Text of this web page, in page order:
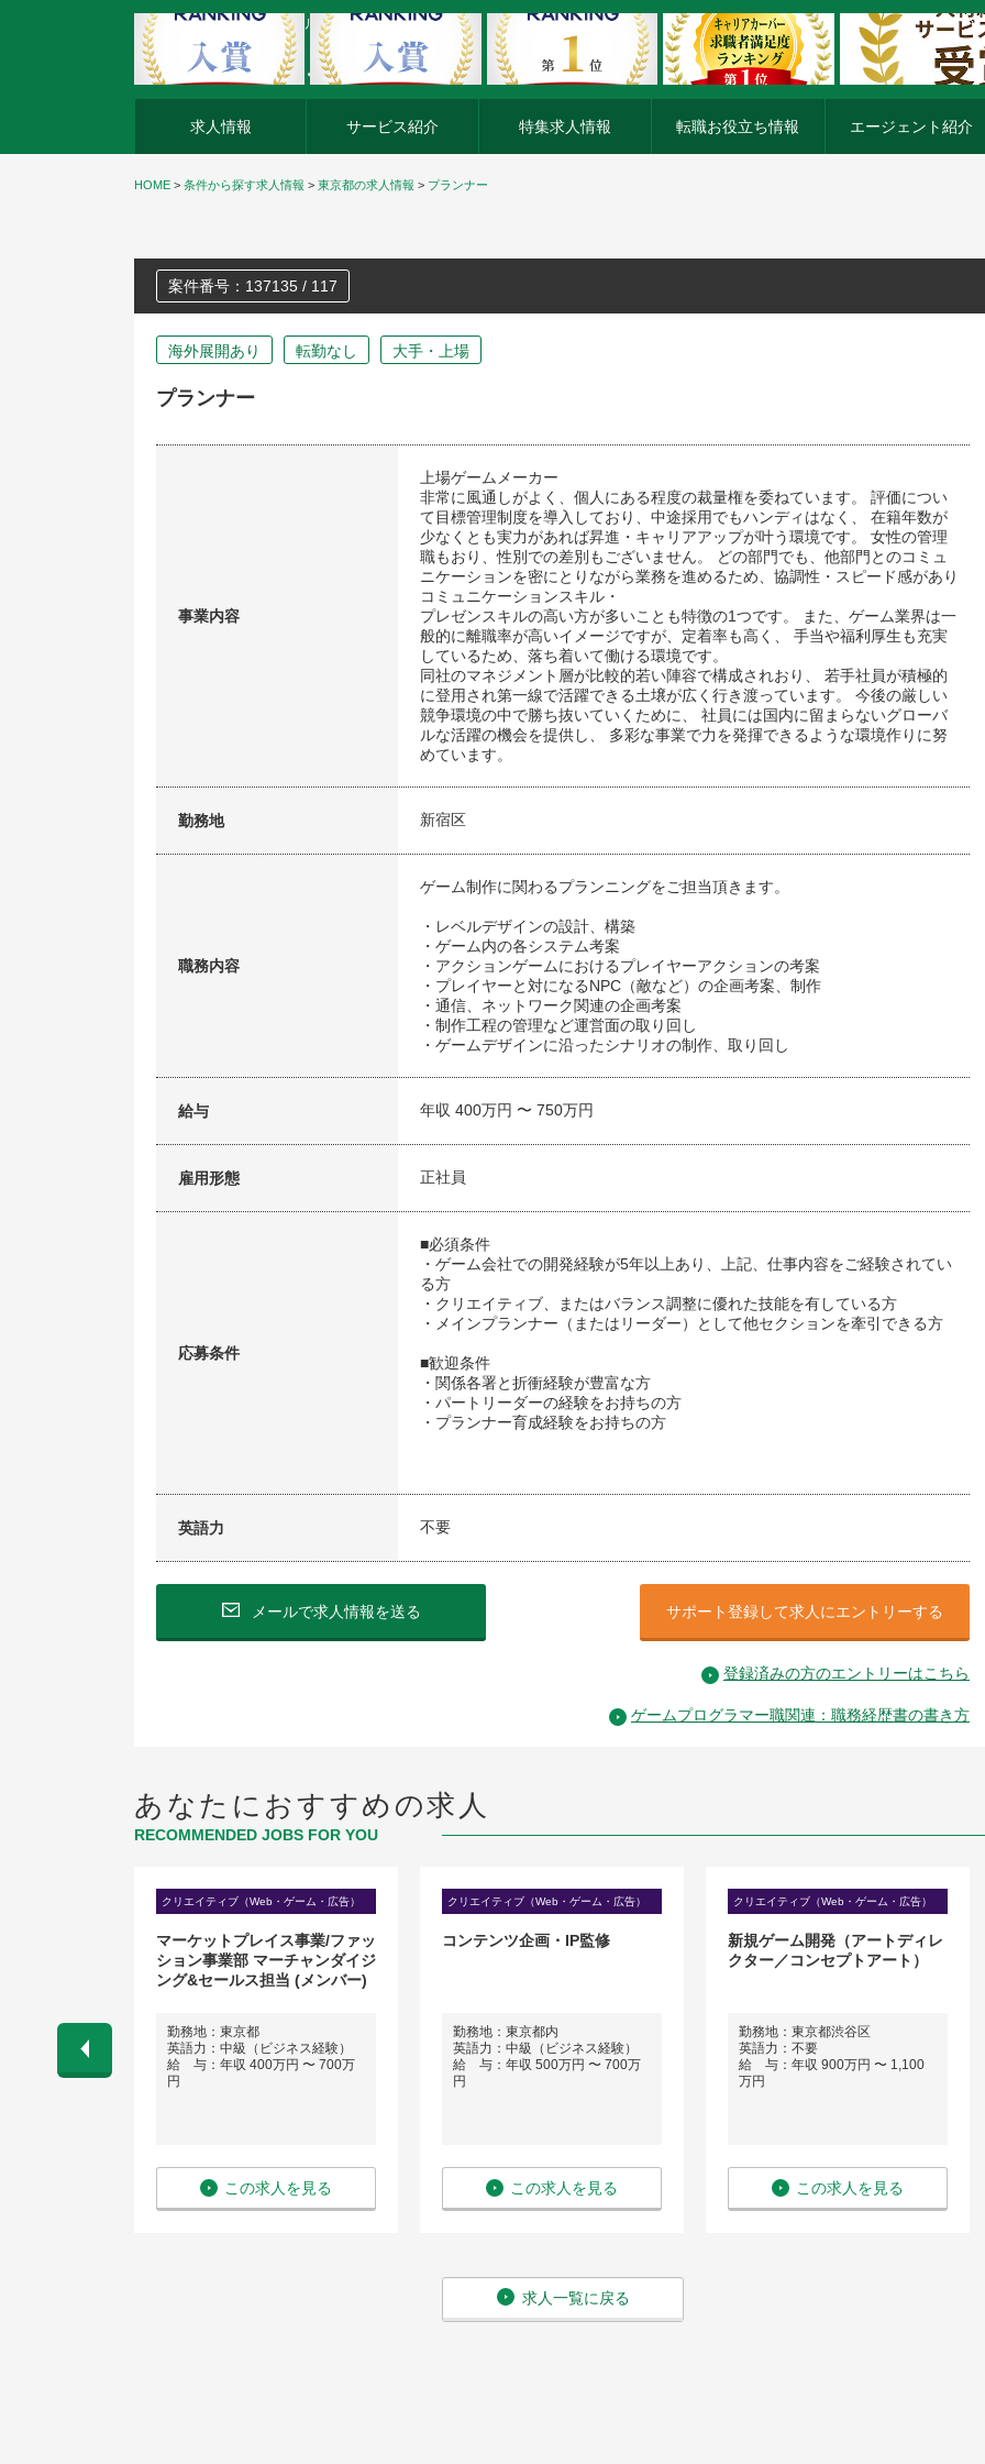
外資系企業の転職・キャリア転職ならアージスジャパン
求人情報 サービス紹介 特集求人情報 転職お役立ち情報 エージェント紹介
HOME > 条件から探す求人情報 > 東京都の求人情報 > プランナー
案件番号：137135 / 117
海外展開あり 転勤なし 大手・上場
プランナー
事業内容
上場ゲームメーカー
非常に風通しがよく、個人にある程度の裁量権を委ねています。 評価につい
て目標管理制度を導入しており、中途採用でもハンディはなく、 在籍年数が
少なくとも実力があれば昇進・キャリアアップが叶う環境です。 女性の管理
職もおり、性別での差別もございません。 どの部門でも、他部門とのコミュ
ニケーションを密にとりながら業務を進めるため、協調性・スピード感があり
コミュニケーションスキル・
プレゼンスキルの高い方が多いことも特徴の1つです。 また、ゲーム業界は一
般的に離職率が高いイメージですが、定着率も高く、 手当や福利厚生も充実
しているため、落ち着いて働ける環境です。
同社のマネジメント層が比較的若い陣容で構成されおり、 若手社員が積極的
に登用され第一線で活躍できる土壌が広く行き渡っています。 今後の厳しい
競争環境の中で勝ち抜いていくために、 社員には国内に留まらないグローバ
ルな活躍の機会を提供し、 多彩な事業で力を発揮できるような環境作りに努
めています。
勤務地 新宿区
職務内容
ゲーム制作に関わるプランニングをご担当頂きます。
・レベルデザインの設計、構築
・ゲーム内の各システム考案
・アクションゲームにおけるプレイヤーアクションの考案
・プレイヤーと対になるNPC（敵など）の企画考案、制作
・通信、ネットワーク関連の企画考案
・制作工程の管理など運営面の取り回し
・ゲームデザインに沿ったシナリオの制作、取り回し
給与 年収 400万円 〜 750万円
雇用形態 正社員
応募条件
■必須条件
・ゲーム会社での開発経験が5年以上あり、上記、仕事内容をご経験されてい
る方
・クリエイティブ、またはバランス調整に優れた技能を有している方
・メインプランナー（またはリーダー）として他セクションを牽引できる方
■歓迎条件
・関係各署と折衝経験が豊富な方
・パートリーダーの経験をお持ちの方
・プランナー育成経験をお持ちの方
英語力 不要
メールで求人情報を送る サポート登録して求人にエントリーする
登録済みの方のエントリーはこちら
ゲームプログラマー職関連：職務経歴書の書き方
あなたにおすすめの求人
RECOMMENDED JOBS FOR YOU
クリエイティブ（Web・ゲーム・広告）
マーケットプレイス事業/ファッ
ション事業部 マーチャンダイジ
ング&セールス担当 (メンバー)
勤務地：東京都
英語力：中級（ビジネス経験）
給 与：年収 400万円 〜 700万
円
この求人を見る
クリエイティブ（Web・ゲーム・広告）
コンテンツ企画・IP監修
勤務地：東京都内
英語力：中級（ビジネス経験）
給 与：年収 500万円 〜 700万
円
この求人を見る
クリエイティブ（Web・ゲーム・広告）
新規ゲーム開発（アートディレ
クター／コンセプトアート）
勤務地：東京都渋谷区
英語力：不要
給 与：年収 900万円 〜 1,100
万円
この求人を見る
求人一覧に戻る